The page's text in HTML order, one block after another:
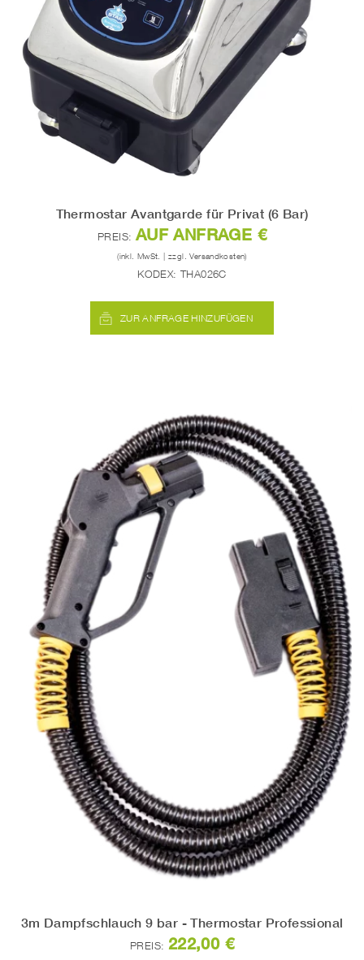
Thermostar Avantgarde für Privat (6 Bar)
PREIS:AUF ANFRAGE €
(inkl. MwSt. | zzgl. Versandkosten)
KODEX: THA026C
ZUR ANFRAGE HINZUFÜGEN
3m Dampfschlauch 9 bar - Thermostar Professional
PREIS: 222,00 €